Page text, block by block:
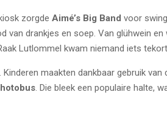
zorgde Aimé’s Big Band voor
van drankjes en soep. Van glühwein
Lutlommel kwam niemand iets
maakten dankbaar gebruik
. Die bleek een populaire halte,